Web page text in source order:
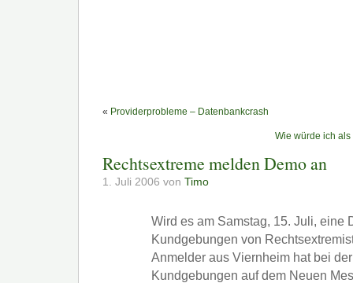
« Providerprobleme – Datenbankcrash
Wie würde ich
Rechtsextreme melden Demo an
1. Juli 2006 von Timo
Wird es am Samstag, 15. Juli, eine
Kundgebungen von
Anmelder aus Viernheim hat bei
Kundgebungen auf dem Neuen